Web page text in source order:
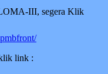
III, segera Klik
link :